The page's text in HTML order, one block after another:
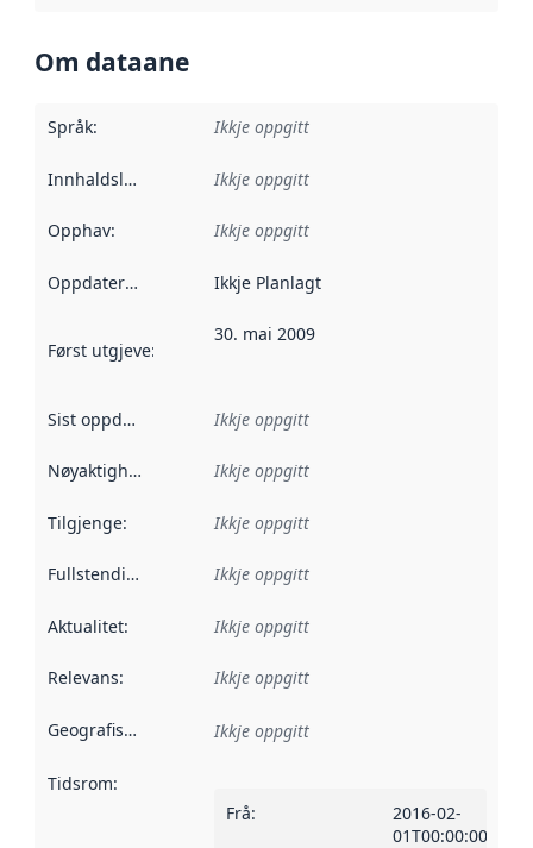
Om dataane
Språk: Ikkje oppgitt
Innhaldsleverandørar :
Ikkje oppgitt
Opphav: Ikkje oppgitt
Oppdateringsfrekvens :
Ikkje Planlagt
Først utgjeve:
30. mai 2009
Sist oppdatert Ikkje oppgitt
Nøyaktigheit Ikkje oppgitt
Tilgjenge: Ikkje oppgitt
Fullstendigheit Ikkje oppgitt
Aktualitet: Ikkje oppgitt
Relevans: Ikkje oppgitt
Geografisk område Ikkje oppgitt
Tidsrom:
Frå:
2016-02-
01T00:00:00Z